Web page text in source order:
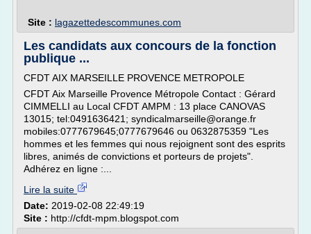
Site : lagazettedescommunes.com
Les candidats aux concours de la fonction
publique ...
CFDT AIX MARSEILLE PROVENCE METROPOLE
CFDT Aix Marseille Provence Métropole Contact : Gérard
CIMMELLI au Local CFDT AMPM : 13 place CANOVAS
13015; tel:0491636421; syndicalmarseille@orange.fr
mobiles:0777679645;0777679646 ou 0632875359 "Les
hommes et les femmes qui nous rejoignent sont des esprits
libres, animés de convictions et porteurs de projets".
Adhérez en ligne :...
Lire la suite
Date: 2019-02-08 22:49:19
Site : http://cfdt-mpm.blogspot.com